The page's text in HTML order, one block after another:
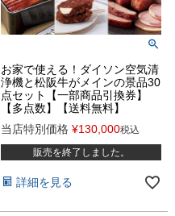
お家で使える！ダイソン空気清
浄機と松阪牛がメインの景品30
点セット【一部商品引換券】
【多点数】【送料無料】
当店特別価格 ¥130,000税込
販売を終了しました。
詳細を見る